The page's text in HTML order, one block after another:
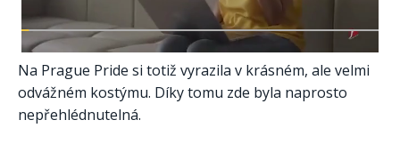
Na Prague Pride si totiž vyrazila v krásném, ale velmi
odvážném kostýmu. Díky tomu zde byla naprosto
nepřehlédnutelná.